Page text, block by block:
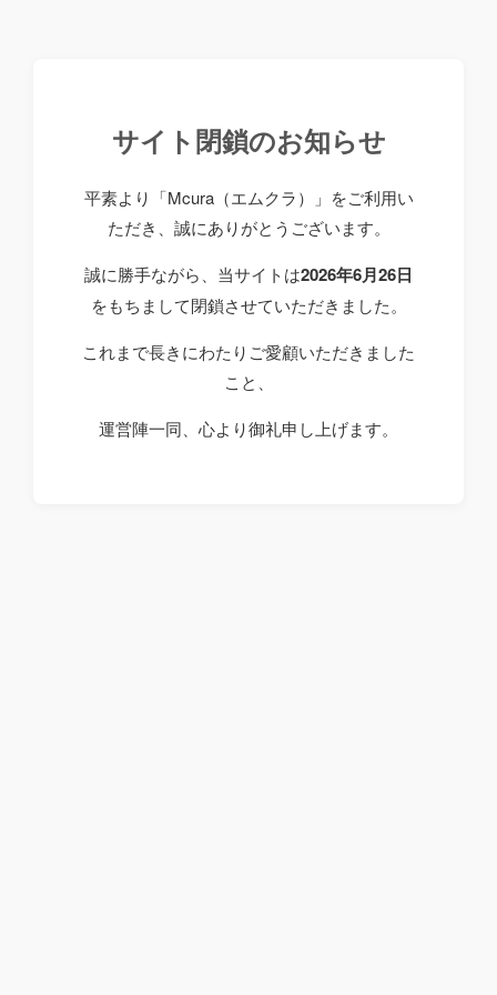
サイト閉鎖のお知らせ
平素より「Mcura（エムクラ）」をご利用い
ただき、誠にありがとうございます。
誠に勝手ながら、当サイトは2026年6月26日
をもちまして閉鎖させていただきました。
これまで長きにわたりご愛顧いただきました
こと、
運営陣一同、心より御礼申し上げます。